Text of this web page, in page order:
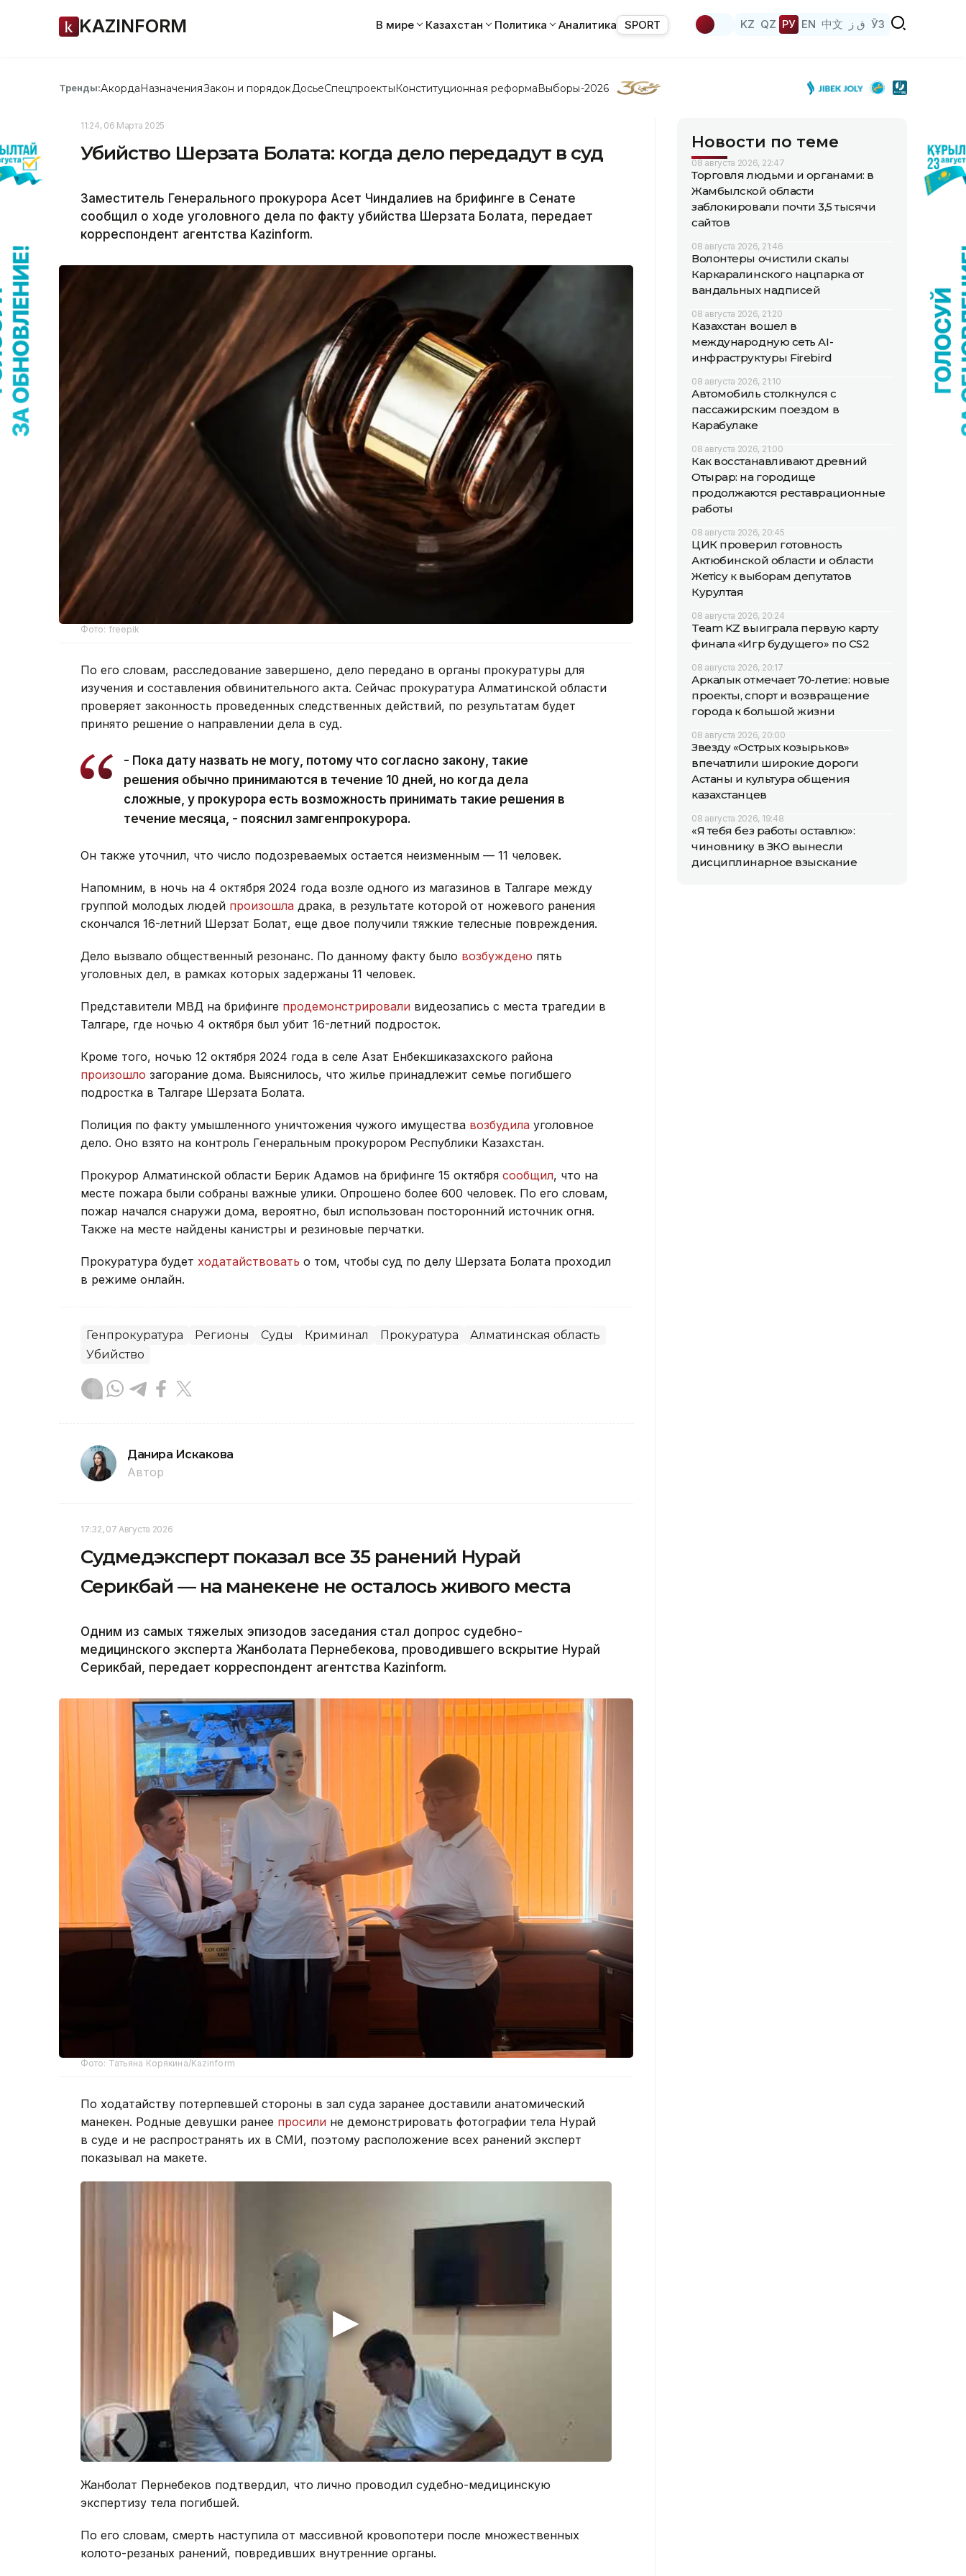
KAZINFORM В мире Казахстан Политика Аналитика SPORT KZ QZ РУ EN 中文 ق ز ЎЗ
Тренды:АкордаНазначенияЗакон и порядок ДосьеСпецпроектыКонституционная реформаВыборы-2026
11:24, 06 Марта 2025
Убийство Шерзата Болата: когда дело передадут в суд
Заместитель Генерального прокурора Асет Чиндалиев на брифинге в Сенате
сообщил о ходе уголовного дела по факту убийства Шерзата Болата, передает
корреспондент агентства Kazinform.
Фото: freepik
По его словам, расследование завершено, дело передано в органы прокуратуры для
изучения и составления обвинительного акта. Сейчас прокуратура Алматинской области
проверяет законность проведенных следственных действий, по результатам будет
принято решение о направлении дела в суд.
- Пока дату назвать не могу, потому что согласно закону, такие
решения обычно принимаются в течение 10 дней, но когда дела
сложные, у прокурора есть возможность принимать такие решения в
течение месяца, - пояснил замгенпрокурора.
Он также уточнил, что число подозреваемых остается неизменным — 11 человек.
Напомним, в ночь на 4 октября 2024 года возле одного из магазинов в Талгаре между
группой молодых людей произошла драка, в результате которой от ножевого ранения
скончался 16-летний Шерзат Болат, еще двое получили тяжкие телесные повреждения.
Дело вызвало общественный резонанс. По данному факту было возбуждено пять
уголовных дел, в рамках которых задержаны 11 человек.
Представители МВД на брифинге продемонстрировали видеозапись с места трагедии в
Талгаре, где ночью 4 октября был убит 16-летний подросток.
Кроме того, ночью 12 октября 2024 года в селе Азат Енбекшиказахского района
произошло загорание дома. Выяснилось, что жилье принадлежит семье погибшего
подростка в Талгаре Шерзата Болата.
Полиция по факту умышленного уничтожения чужого имущества возбудила уголовное
дело. Оно взято на контроль Генеральным прокурором Республики Казахстан.
Прокурор Алматинской области Берик Адамов на брифинге 15 октября сообщил, что на
месте пожара были собраны важные улики. Опрошено более 600 человек. По его словам,
пожар начался снаружи дома, вероятно, был использован посторонний источник огня.
Также на месте найдены канистры и резиновые перчатки.
Прокуратура будет ходатайствовать о том, чтобы суд по делу Шерзата Болата проходил
в режиме онлайн.
Генпрокуратура Регионы Суды Криминал Прокуратура
Алматинская область
Убийство
Данира Искакова
Автор
17:32, 07 Августа 2026
Судмедэксперт показал все 35 ранений Нурай
Серикбай — на манекене не осталось живого места
Одним из самых тяжелых эпизодов заседания стал допрос судебно-
медицинского эксперта Жанболата Пернебекова, проводившего вскрытие Нурай
Серикбай, передает корреспондент агентства Kazinform.
Фото: Татьяна Корякина/Kazinform
По ходатайству потерпевшей стороны в зал суда заранее доставили анатомический
манекен. Родные девушки ранее просили не демонстрировать фотографии тела Нурай
в суде и не распространять их в СМИ, поэтому расположение всех ранений эксперт
показывал на макете.
Жанболат Пернебеков подтвердил, что лично проводил судебно-медицинскую
экспертизу тела погибшей.
По его словам, смерть наступила от массивной кровопотери после множественных
колото-резаных ранений, повредивших внутренние органы.
Новости по теме
08 августа 2026, 22:47
Торговля людьми и органами: в
Жамбылской области
заблокировали почти 3,5 тысячи
сайтов
08 августа 2026, 21:46
Волонтеры очистили скалы
Каркаралинского нацпарка от
вандальных надписей
08 августа 2026, 21:20
Казахстан вошел в
международную сеть AI-
инфраструктуры Firebird
08 августа 2026, 21:10
Автомобиль столкнулся с
пассажирским поездом в
Карабулаке
08 августа 2026, 21:00
Как восстанавливают древний
Отырар: на городище
продолжаются реставрационные
работы
08 августа 2026, 20:45
ЦИК проверил готовность
Актюбинской области и области
Жетісу к выборам депутатов
Курултая
08 августа 2026, 20:24
Team KZ выиграла первую карту
финала «Игр будущего» по CS2
08 августа 2026, 20:17
Аркалык отмечает 70-летие: новые
проекты, спорт и возвращение
города к большой жизни
08 августа 2026, 20:00
Звезду «Острых козырьков»
впечатлили широкие дороги
Астаны и культура общения
казахстанцев
08 августа 2026, 19:48
«Я тебя без работы оставлю»:
чиновнику в ЗКО вынесли
дисциплинарное взыскание